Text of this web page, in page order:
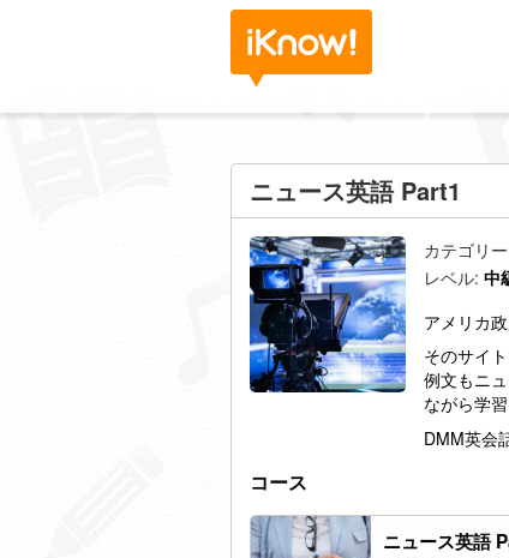
ニュース英語 Part1
カテゴリー
レベル: 中
アメリカ
そのサイ
例文もニ
ながら学
DMM英会
コース
ニュース英語